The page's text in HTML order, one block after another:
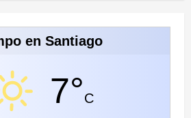
en Santiago
7°C